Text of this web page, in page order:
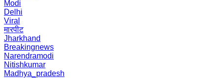
Modi
Delhi
Viral
मारपीट
Jharkhand
Breakingnews
Narendramodi
Nitishkumar
Madhya_pradesh